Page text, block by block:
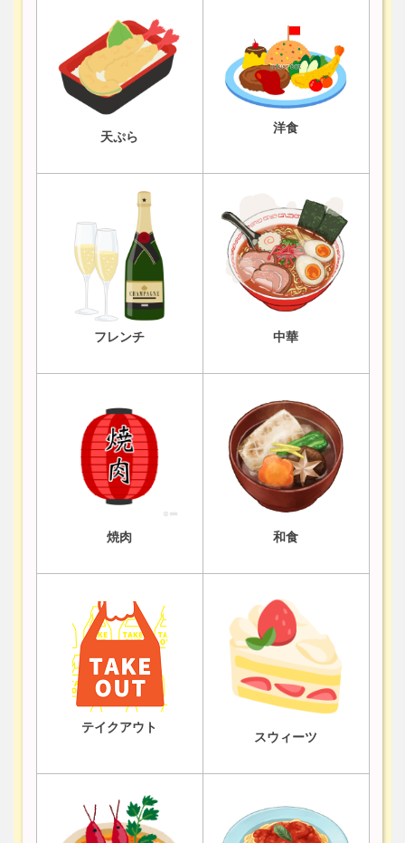
天ぷら
洋食
フレンチ 中華
焼肉 和食
テイクアウト
スウィーツ